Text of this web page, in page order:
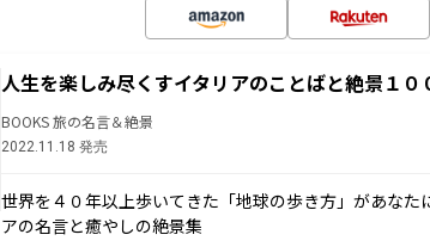
人生を楽しみ尽くすイタリアのことばと絶景１０
BOOKS 旅の名言＆絶景
2022.11.18 発売
世界を４０年以上歩いてきた「地球の歩き方」があなた
アの名言と癒やしの絶景集